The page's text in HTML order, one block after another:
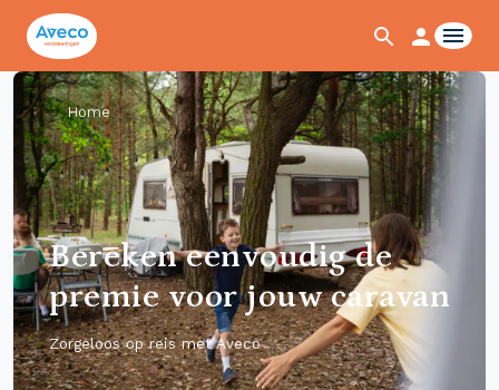
Home
Bereken eenvoudig de
premie voor jouw caravan
Zorgeloos op reis met Aveco